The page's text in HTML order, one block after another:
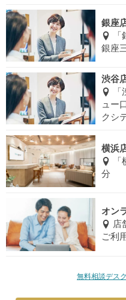
銀座
「
銀座
渋谷
「
ュー
クシ
横浜
「
分
オン
店
ご利
無料相談デス